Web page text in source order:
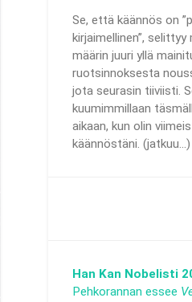
Se, että käännös on
kirjaimellinen”,
määrin juuri yllä
ruotsinnoksesta
jota seurasin tiiviisti.
kuumimmillaan
aikaan, kun olin
käännöstäni. (jatkuu...)
Han Kan Nobelisti
Pehkorannan essee